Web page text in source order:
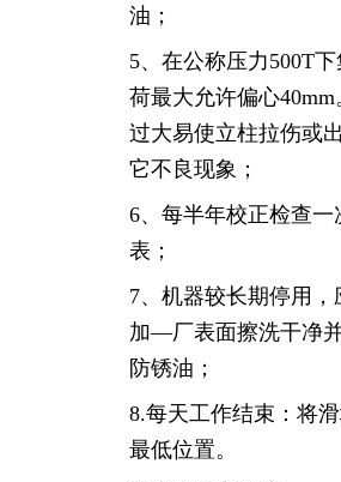
油；
5、在公称压力500T
荷最大允许偏心
过大易使立柱拉伤或
它不良现象；
6、每半年校正检查一
表；
7、机器较长期停用，
加—厂表面擦洗干净
防锈油；
8.每天工作结束：将
最低位置。